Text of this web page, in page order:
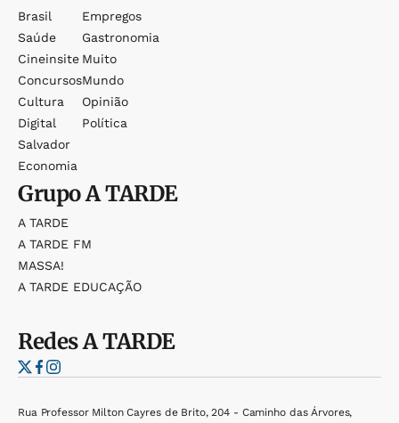
Brasil
Saúde
Cineinsite
Concursos
Cultura
Digital
Salvador
Economia
Empregos
Gastronomia
Muito
Mundo
Opinião
Política
GrupoA TARDE
A TARDE
A TARDE FM
MASSA!
A TARDE EDUCAÇÃO
RedesA TARDE
Rua Professor Milton Cayres de Brito, 204 - Caminho das Árvores,